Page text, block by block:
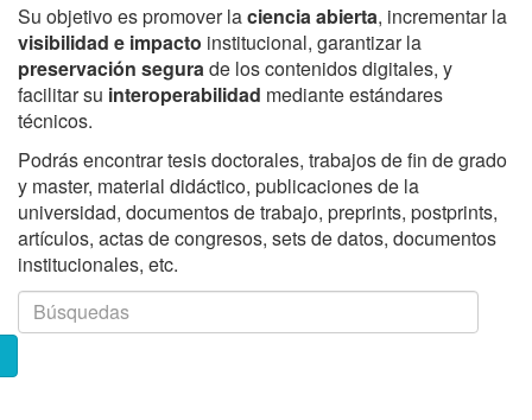
Su objetivo es promover laciencia abierta, incrementar la
visibilidad e impacto institucional, garantizar la
preservación segurade los contenidos digitales, y
facilitar su interoperabilidad mediante estándares
técnicos.
Podrás encontrar tesis doctorales, trabajos de fin de grado
y master, material didáctico, publicaciones de la
universidad, documentos de trabajo, preprints, postprints,
artículos, actas de congresos, sets de datos, documentos
institucionales, etc.